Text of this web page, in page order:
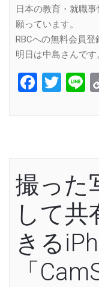
日本の教育・就職
願っています。
RBCへの無料会員登
明日は中島さんです
撮った
して共
きる
「